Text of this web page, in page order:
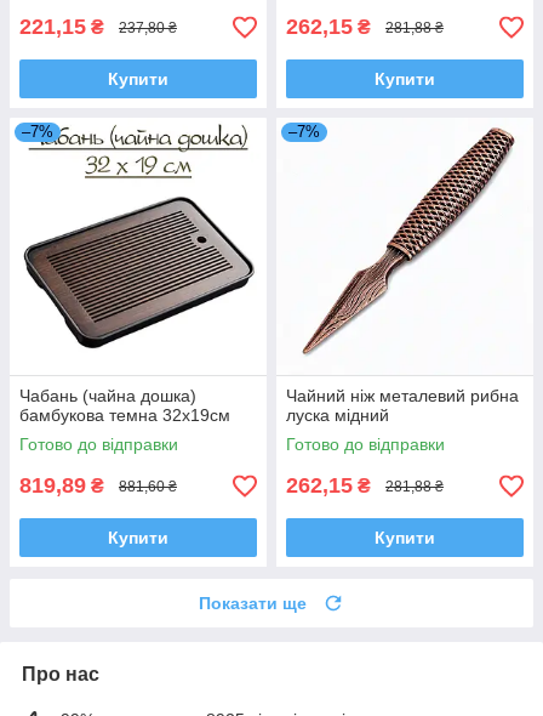
221,15 ₴ 237,80 ₴
Купити
262,15 ₴ 281,88 ₴
Купити
–7%
Чабань (чайна дошка)
бамбукова темна 32х19см
Готово до відправки
819,89 ₴ 881,60 ₴
Купити
–7%
Чайний ніж металевий рибна
луска мідний
Готово до відправки
262,15 ₴ 281,88 ₴
Купити
Показати ще
Про нас